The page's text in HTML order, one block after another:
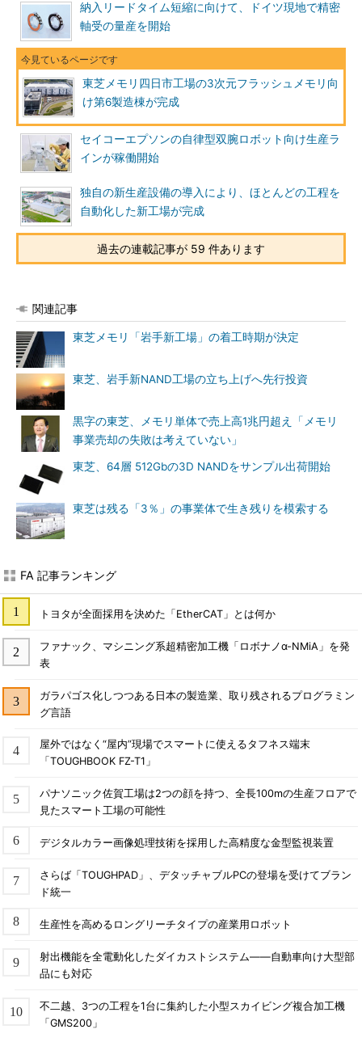
納入リードタイム短縮に向けて、ドイツ現地で精密
軸受の量産を開始
東芝メモリ四日市工場の3次元フラッシュメモリ向
け第6製造棟が完成
セイコーエプソンの自律型双腕ロボット向け生産ラ
インが稼働開始
独自の新生産設備の導入により、ほとんどの工程を
自動化した新工場が完成
過去の連載記事が 59 件あります
関連記事
東芝メモリ「岩手新工場」の着工時期が決定
東芝、岩手新NAND工場の立ち上げへ先行投資
黒字の東芝、メモリ単体で売上高1兆円超え「メモリ
事業売却の失敗は考えていない」
東芝、64層 512Gbの3D NANDをサンプル出荷開始
東芝は残る「3％」の事業体で生き残りを模索する
FA 記事ランキング
トヨタが全面採用を決めた「EtherCAT」とは何か
ファナック、マシニング系超精密加工機「ロボナノα-NMiA」を発
表
ガラパゴス化しつつある日本の製造業、取り残されるプログラミン
グ言語
屋外ではなく“屋内”現場でスマートに使えるタフネス端末
「TOUGHBOOK FZ-T1」
パナソニック佐賀工場は2つの顔を持つ、全長100mの生産フロアで
見たスマート工場の可能性
デジタルカラー画像処理技術を採用した高精度な金型監視装置
さらば「TOUGHPAD」、デタッチャブルPCの登場を受けてブラン
ド統一
生産性を高めるロングリーチタイプの産業用ロボット
射出機能を全電動化したダイカストシステム――自動車向け大型部
品にも対応
不二越、3つの工程を1台に集約した小型スカイビング複合加工機
「GMS200」